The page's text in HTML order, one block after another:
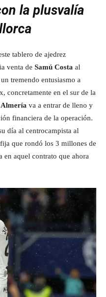
la plusvalía
tablero de ajedrez
venta de Samú Costa al
tremendo entusiasmo a
concretamente en el sur de la
va a entrar de lleno y
financiera de la operación.
día al centrocampista al
que rondó los 3 millones de
en aquel contrato que ahora